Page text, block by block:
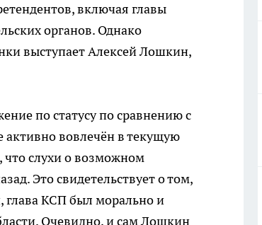
включая главы
органов. Однако
выступает Алексей Лошкин,
по статусу по сравнению с
вовлечён в текущую
что слухи о возможном
Это свидетельствует о том,
глава КСП был морально и
Очевидно, и сам Лошкин